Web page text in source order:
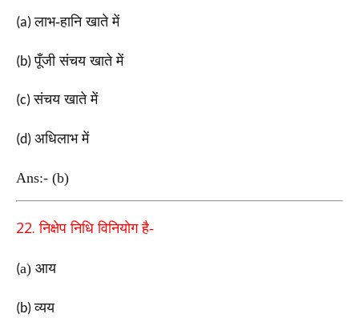
(a)लाभ-हानि खाते में
(b)पूँजी संचय खाते में
(c)संचय खाते में
(d) अधिलाभ में
Ans:- (b)
22.निक्षेप निधि विनियोग है-
(a) आय
(b)व्यय